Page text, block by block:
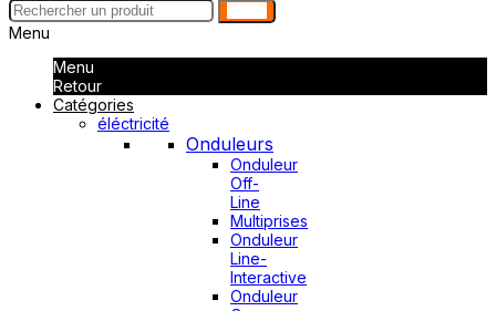
Menu
Menu
Retour
Catégories
éléctricité
Onduleurs
Onduleur
Off-
Line
Multiprises
Onduleur
Line-
Interactive
Onduleur